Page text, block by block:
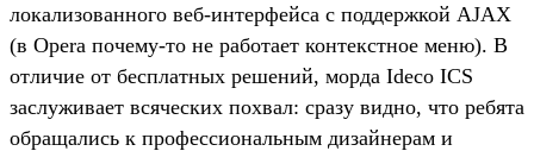
локализованного веб-интерфейса с поддержкой AJAX
(в Opera почему-то не работает контекстное меню). В
отличие от бесплатных решений, морда Ideco ICS
заслуживает всяческих похвал: сразу видно, что ребята
обращались к профессиональным дизайнерам и